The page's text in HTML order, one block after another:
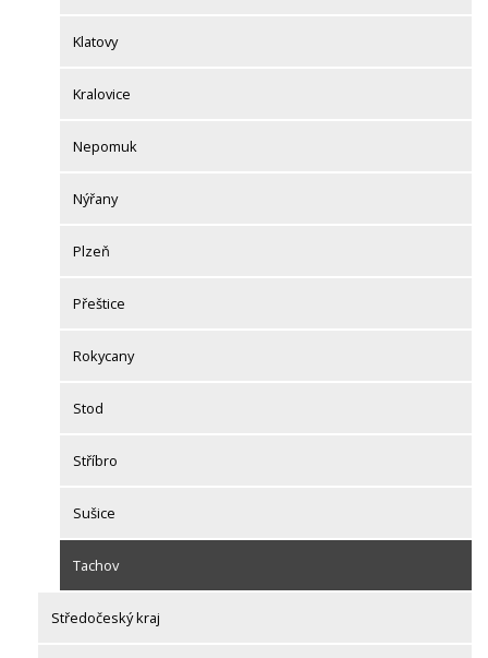
Klatovy
Kralovice
Nepomuk
Nýřany
Plzeň
Přeštice
Rokycany
Stod
Stříbro
Sušice
Tachov
Středočeský kraj